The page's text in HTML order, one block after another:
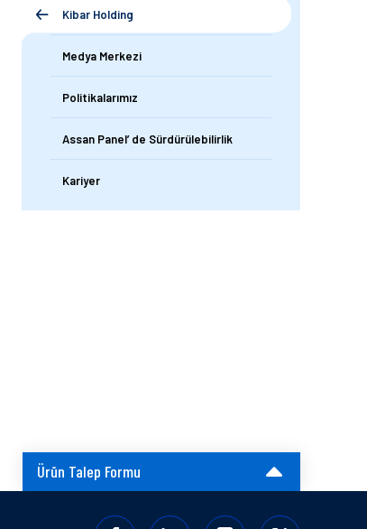
Kibar Holding
Medya Merkezi
Politikalarımız
Assan Panel’ de Sürdürülebilirlik
Kariyer
Ürün Talep Formu